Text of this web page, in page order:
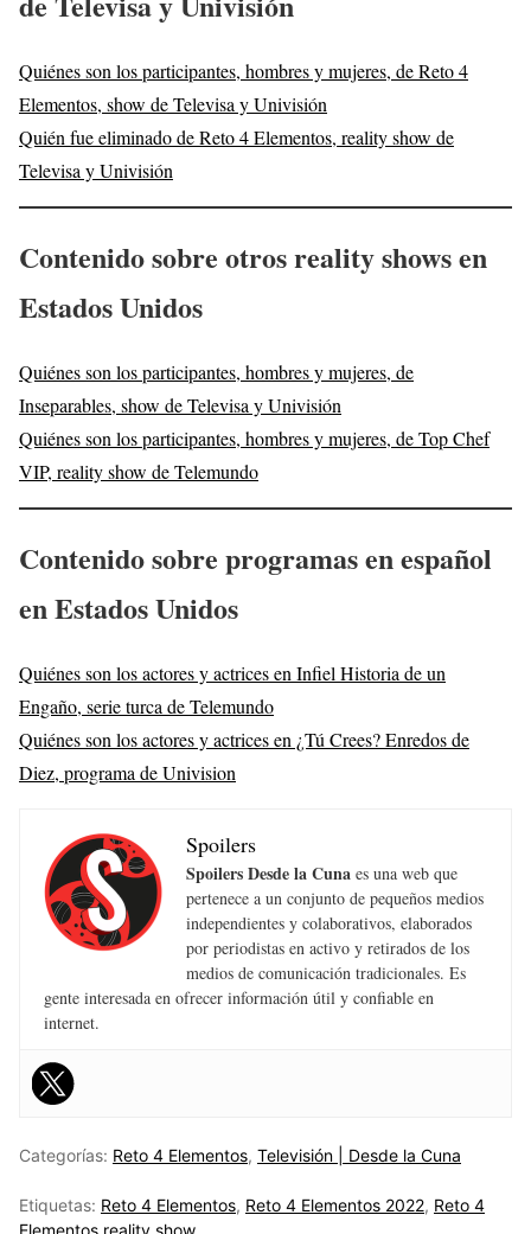
Quiénes son los participantes, hombres y mujeres, de Reto 4
Elementos, show de Televisa y Univisión
Quién fue eliminado de Reto 4 Elementos, reality show de
Televisa y Univisión
Contenido sobre otros reality shows en
Estados Unidos
Quiénes son los participantes, hombres y mujeres, de
Inseparables, show de Televisa y Univisión
Quiénes son los participantes, hombres y mujeres, de Top Chef
VIP, reality show de Telemundo
Contenido sobre programas en español
en Estados Unidos
Quiénes son los actores y actrices en Infiel Historia de un
Engaño, serie turca de Telemundo
Quiénes son los actores y actrices en ¿Tú Crees? Enredos de
Diez, programa de Univision
Spoilers
Spoilers Desde la Cuna es una web que
pertenece a un conjunto de pequeños medios
independientes y colaborativos, elaborados
por periodistas en activo y retirados de los
medios de comunicación tradicionales. Es
gente interesada en ofrecer información útil y confiable en
internet.
Categorías: Reto 4 Elementos, Televisión | Desde la Cuna
Etiquetas: Reto 4 Elementos, Reto 4 Elementos 2022, Reto 4
Elementos reality show